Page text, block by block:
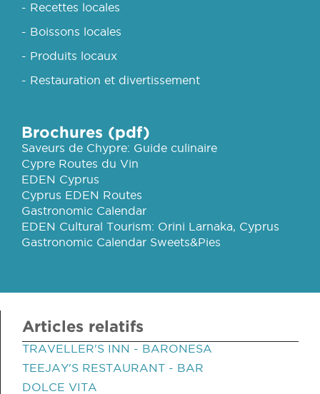
- Recettes locales
- Boissons locales
- Produits locaux
- Restauration et divertissement
Brochures (pdf)
Saveurs de Chypre: Guide culinaire
Cypre Routes du Vin
EDEN Cyprus
Cyprus EDEN Routes
Gastronomic Calendar
EDEN Cultural Tourism: Orini Larnaka, Cyprus
Gastronomic Calendar Sweets&Pies
Articles relatifs
TRAVELLER'S INN - BARONESA
TEEJAY'S RESTAURANT - BAR
DOLCE VITA